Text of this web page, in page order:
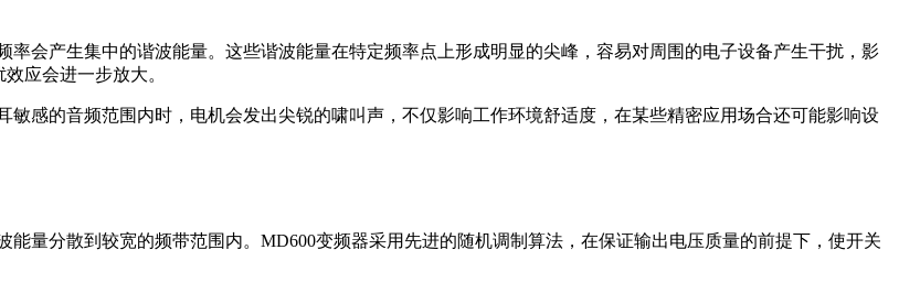
会产生集中的谐波能量。这些谐波能量在特定频率点上形成明显的尖峰，容易对周围的电子设备产生干扰，影
应会进一步放大。
感的音频范围内时，电机会发出尖锐的啸叫声，不仅影响工作环境舒适度，在某些精密应用场合还可能影响设
量分散到较宽的频带范围内。MD600变频器采用先进的随机调制算法，在保证输出电压质量的前提下，使开关